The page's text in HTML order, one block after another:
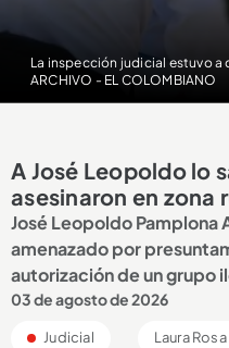
La inspección judicial estuvo a
ARCHIVO - EL COLOMBIANO
A José Leopoldo lo
asesinaron en zona
José Leopoldo Pamplona
amenazado por
autorización de un grupo
03 de agosto de 2026
Judicial Laura